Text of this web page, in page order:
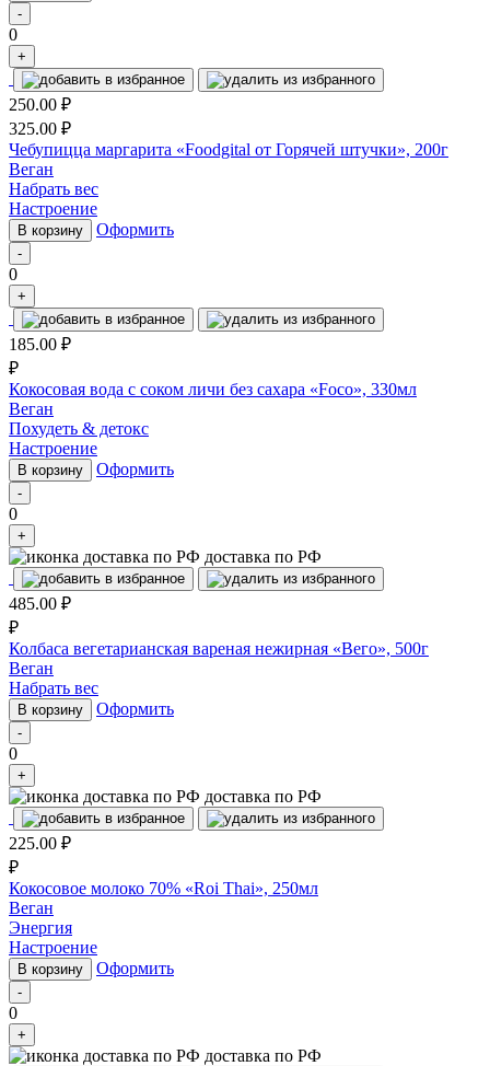
-
0
+
250.00 ₽
325.00 ₽
Чебупицца маргарита «Foodgital от Горячей штучки», 200г
Веган
Набрать вес
Настроение
В корзину Оформить
-
0
+
185.00 ₽
₽
Кокосовая вода с соком личи без сахара «Foco», 330мл
Веган
Похудеть & детокс
Настроение
В корзину Оформить
-
0
+
доставка по РФ
485.00 ₽
₽
Колбаса вегетарианская вареная нежирная «Вего», 500г
Веган
Набрать вес
В корзину Оформить
-
0
+
доставка по РФ
225.00 ₽
₽
Кокосовое молоко 70% «Roi Thai», 250мл
Веган
Энергия
Настроение
В корзину Оформить
-
0
+
доставка по РФ